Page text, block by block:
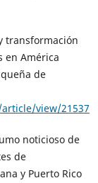
transformación
en América
de
view/21537
noticioso de
de
y Puerto Rico